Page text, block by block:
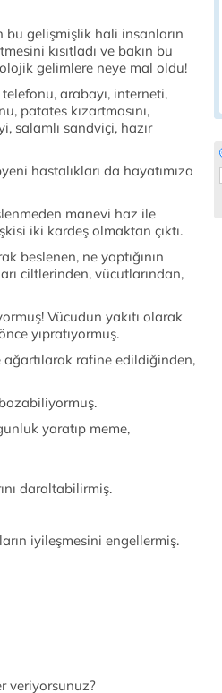
bu gelişmişlik hali insanların
kısıtladı ve bakın bu
gelimlere neye mal oldu!
arabayı, interneti,
patates kızartmasını,
salamlı sandviçi, hazır
hastalıkları da hayatımıza
manevi haz ile
iki kardeş olmaktan çıktı.
beslenen, ne yaptığının
ciltlerinden, vücutlarından,
Vücudun yakıtı olarak
yıpratıyormuş.
rafine edildiğinden,
yaratıp meme,
daraltabilirmiş.
iyileşmesini engellermiş.
veriyorsunuz?